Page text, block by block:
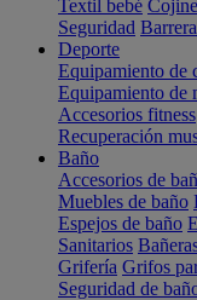
Textil bebé
Seguridad
Deporte
Equipamiento de
Equipamiento de
Accesorios fitness
Recuperación
Baño
Accesorios de
Muebles de baño
Espejos de baño
Sanitarios
Grifería Grifos
Seguridad de